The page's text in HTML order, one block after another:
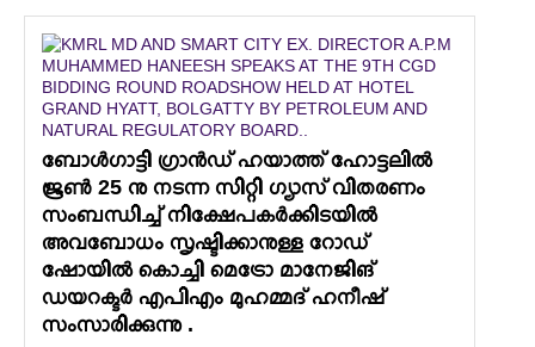
ബോൾഗാട്ടി ഗ്രാൻഡ് ഹയാത്ത് ഹോട്ടലിൽ
ജൂൺ 25 നു നടന്ന സിറ്റി ഗ്യാസ് വിതരണം
സംബന്ധിച്ച് നിക്ഷേപകർക്കിടയിൽ
അവബോധം സൃഷ്ടിക്കാനുള്ള റോഡ്
ഷോയിൽ കൊച്ചി മെട്രോ മാനേജിങ്
ഡയറക്ടർ എപിഎം മുഹമ്മദ് ഹനീഷ്
സംസാരിക്കുന്നു .